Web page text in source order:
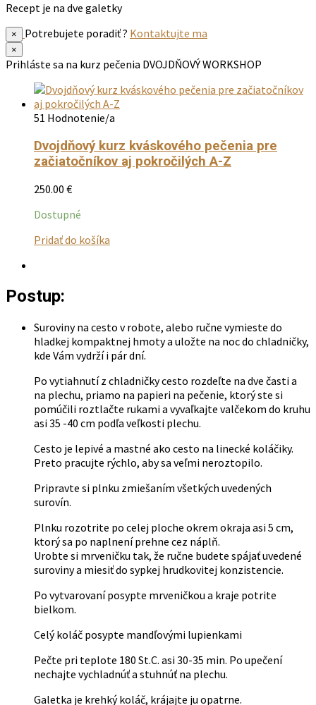
Recept je na dve galetky
× Potrebujete poradiť ? Kontaktujte ma
×
Prihláste sa na kurz pečenia DVOJDŇOVÝ WORKSHOP
51 Hodnotenie/a
Dvojdňový kurz kváskového pečenia pre
začiatočníkov aj pokročilých A-Z
250.00 €
Dostupné
Pridať do košíka
si
môžete
vybrať
na
stránke
produktu.
Postup:
Suroviny na cesto v robote, alebo ručne vymieste do
hladkej kompaktnej hmoty a uložte na noc do chladničky,
kde Vám vydrží i pár dní.
Po vytiahnutí z chladničky cesto rozdeľte na dve časti a
na plechu, priamo na papieri na pečenie, ktorý ste si
pomúčili roztlačte rukami a vyvaľkajte valčekom do kruhu
asi 35 -40 cm podľa veľkosti plechu.
Cesto je lepivé a mastné ako cesto na linecké koláčiky.
Preto pracujte rýchlo, aby sa veľmi neroztopilo.
Pripravte si plnku zmiešaním všetkých uvedených
surovín.
Plnku rozotrite po celej ploche okrem okraja asi 5 cm,
ktorý sa po naplnení prehne cez náplň.
Urobte si mrveničku tak, že ručne budete spájať uvedené
suroviny a miesiť do sypkej hrudkovitej konzistencie.
Po vytvarovaní posypte mrveničkou a kraje potrite
bielkom.
Celý koláč posypte mandľovými lupienkami
Pečte pri teplote 180 St.C. asi 30-35 min. Po upečení
nechajte vychladnúť a stuhnúť na plechu.
Galetka je krehký koláč, krájajte ju opatrne.